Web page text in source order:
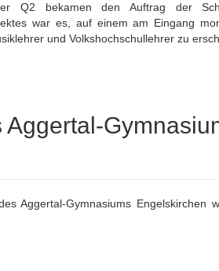
Q2 bekamen den Auftrag der
war es, auf einem am Eingang
und Volkshochschullehrer zu
Aggertal-Gymnasiums Engelskirchen